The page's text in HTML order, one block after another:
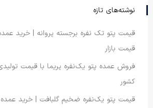
نوشته‌های تازه
قیمت پتو تک نفره برجسته پروانه | خرید
قیمت بازار
فروش عمده پتو یک‌نفره پریما با قیمت
کشور
قیمت پتو یک‌نفره ضخیم گلبافت | خرید عمده